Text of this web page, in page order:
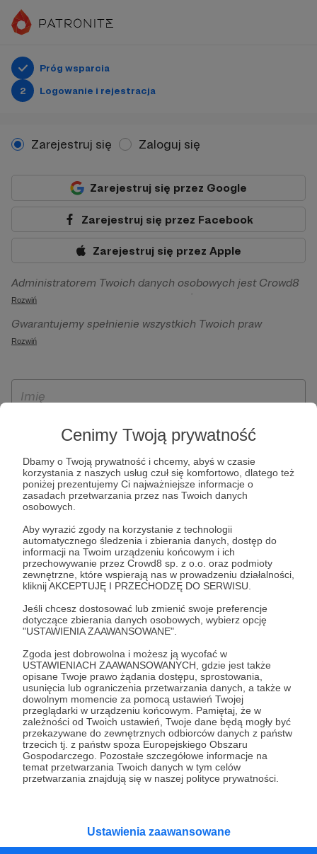
Cenimy Twoją prywatność
Dbamy o Twoją prywatność i chcemy, abyś w czasie
korzystania z naszych usług czuł się komfortowo, dlatego też
poniżej prezentujemy Ci najważniejsze informacje o
zasadach przetwarzania przez nas Twoich danych
osobowych.
Aby wyrazić zgody na korzystanie z technologii
automatycznego śledzenia i zbierania danych, dostęp do
informacji na Twoim urządzeniu końcowym i ich
przechowywanie przez Crowd8 sp. z o.o. oraz podmioty
zewnętrzne, które wspierają nas w prowadzeniu działalności,
kliknij AKCEPTUJĘ I PRZECHODZĘ DO SERWISU.
Jeśli chcesz dostosować lub zmienić swoje preferencje
dotyczące zbierania danych osobowych, wybierz opcję
"USTAWIENIA ZAAWANSOWANE".
Zgoda jest dobrowolna i możesz ją wycofać w
USTAWIENIACH ZAAWANSOWANYCH, gdzie jest także
opisane Twoje prawo żądania dostępu, sprostowania,
usunięcia lub ograniczenia przetwarzania danych, a także w
dowolnym momencie za pomocą ustawień Twojej
przeglądarki w urządzeniu końcowym. Pamiętaj, że w
zależności od Twoich ustawień, Twoje dane będą mogły być
przekazywane do zewnętrznych odbiorców danych z państw
trzecich tj. z państw spoza Europejskiego Obszaru
Gospodarczego. Pozostałe szczegółowe informacje na
temat przetwarzania Twoich danych w tym celów
przetwarzania znajdują się w naszej polityce prywatności.
Ustawienia zaawansowane
Próg wsparcia
2
Logowanie i rejestracja
Zarejestruj się Zaloguj się
Zarejestruj się przez Google
Zarejestruj się przez Facebook
Zarejestruj się przez Apple
Administratorem Twoich danych osobowych jest Crowd8
sp. z o.o. z siedziba w Warszawie, ul. Żwirki i Wigury 16, 02-
092 Warszawa. Twoje dane osobowe będą przetwarzane w
szczególności w celu wykonania umowy zawartej z Tobą, w
Patronite.pl, w tym możliwości dokonywania oraz
otrzymywania wsparcia na naszej platformie oraz
Rozwiń
Gwarantujemy spełnienie wszystkich Twoich praw
wynikających z ogólnego rozporządzenia o ochronie
ich przenoszenia, niepodlegania zautomatyzowanemu
wyrażenia sprzeciwu wobec przetwarzania Twoich danych
osobowych. Rejestracja dla osób niepełnoletnich możliwa
jest po przekazaniu podpisanego formularza "Zgodna na
założenie konta przez osobę niepełnoletnią", formularz
dostępny jest na stronie regulaminu Patronite.pl.
Rozwiń
* Zapoznałem się i akceptujęRegulaminserwisu oraz
Prywatności.
* Wyrażam zgodę na przetwarzanie moich danych
osobowych podanych w formularzu rejestracyjnym w celu
prawidłowego świadczenia usług serwisu Patronite.
Wyrażam zgodę na otrzymywanie drogą elektroniczną
informacji handlowych - newslettera. Opcja ta może zostać
zmieniona w ustawieniach konta.